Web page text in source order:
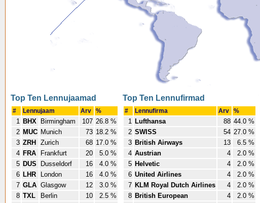
Top Ten Lennujaamad
# Lennujaam Arv %
1 BHX Birmingham 107 26.8 %
2 MUC Munich 73 18.2 %
3 ZRH Zurich 68 17.0 %
4 FRA Frankfurt 20
5.0 %
5 DUS Dusseldorf 16
4.0 %
6 LHR London 16
4.0 %
7 GLA Glasgow 12
3.0 %
8 TXL Berlin 10
2.5 %
Top Ten Lennufirmad
# Lennufirma Arv %
1 Lufthansa 88 44.0 %
2 SWISS 54 27.0 %
3 British Airways 13
6.5 %
4 Austrian 4
2.0 %
5 Helvetic 4
2.0 %
6 United Airlines 4
2.0 %
7 KLM Royal Dutch Airlines 4
2.0 %
8 British European 4
2.0 %